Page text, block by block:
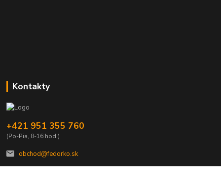
Kontakty
+421 951 355 760
(Po-Pia, 8-16 hod.)
obchod@fedorko.sk